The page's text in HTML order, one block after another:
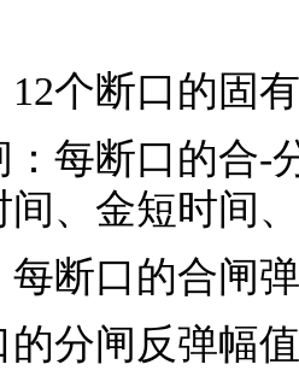
断口的固有
断口的合-分
间、金短时间
口的合闸弹
分闸反弹幅